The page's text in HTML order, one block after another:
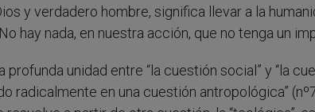
y verdadero hombre, significa llevar a la
hay nada, en nuestra acción, que no tenga un
profunda unidad entre “la cuestión social” y “la
radicalmente en una cuestión antropológica”